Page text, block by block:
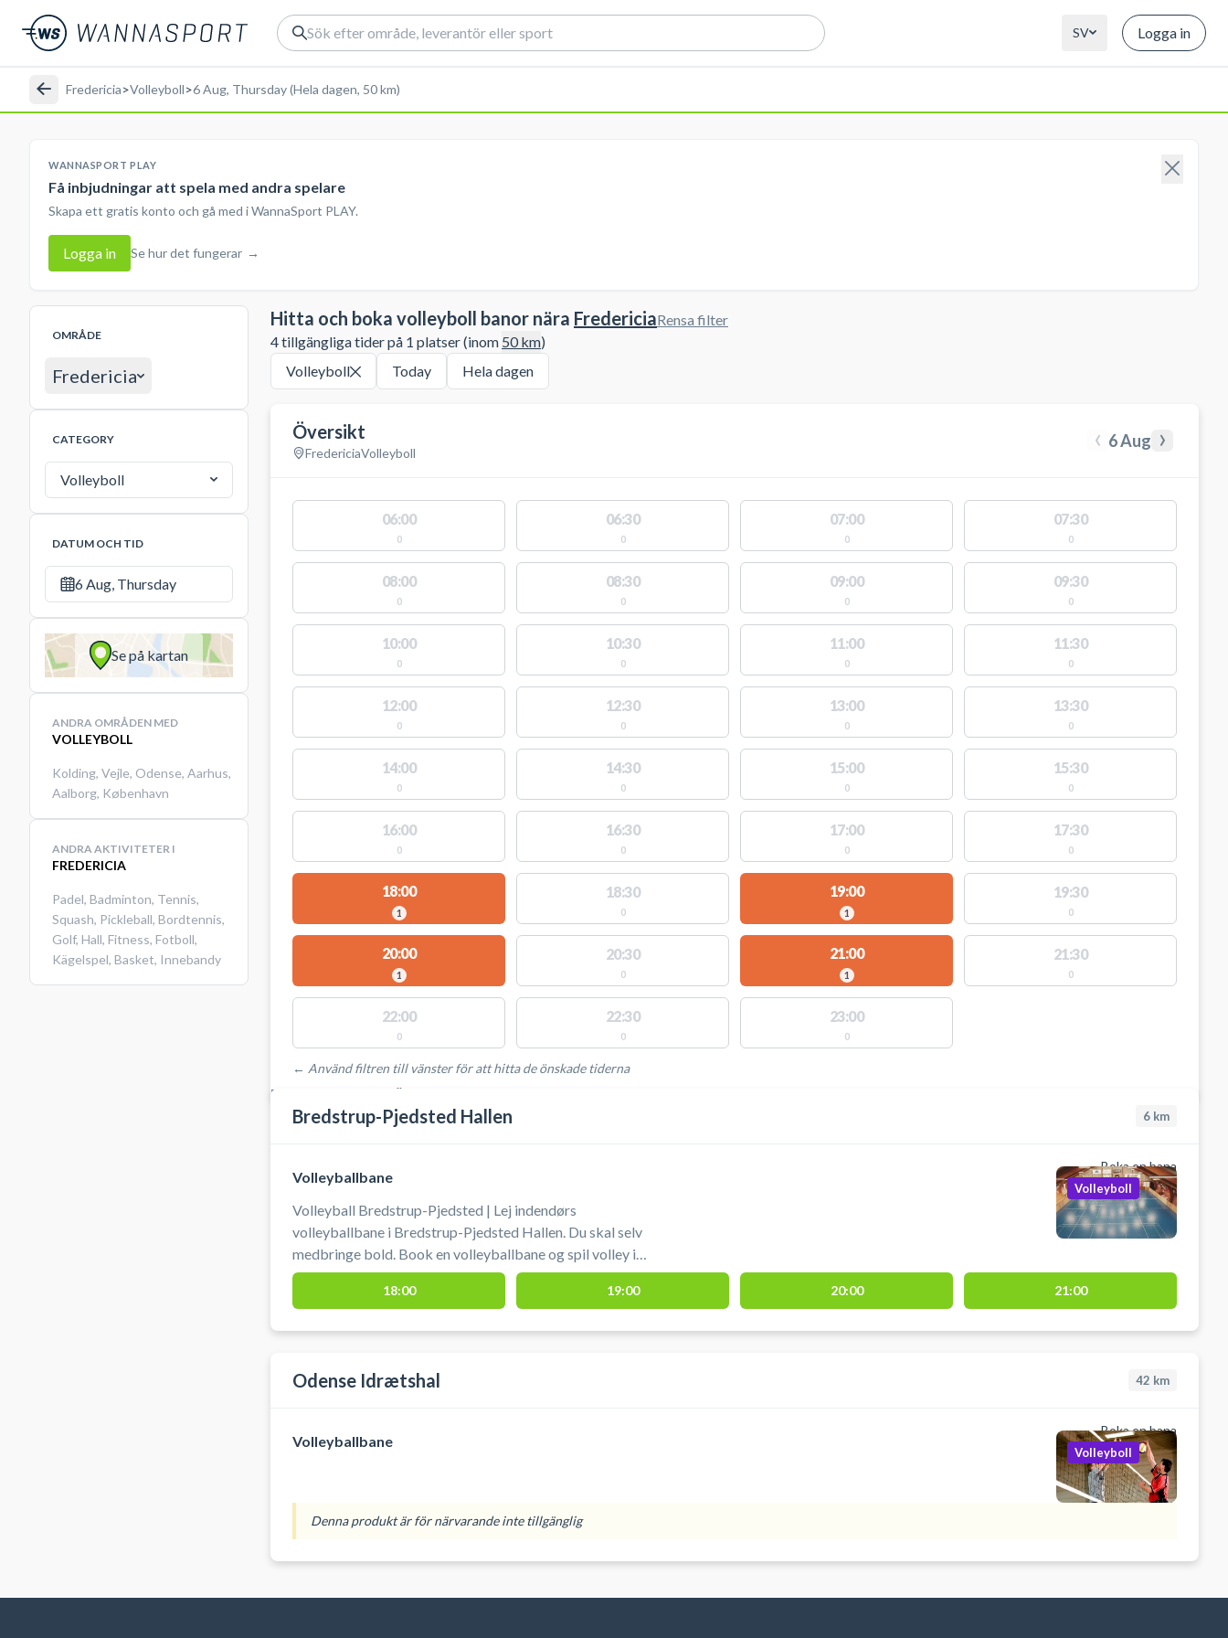
SV Logga in
Fredericia>Volleyboll>6 Aug, Thursday (Hela dagen, 50 km)
WANNASPORT PLAY
Få inbjudningar att spela med andra spelare
Skapa ett gratis konto och gå med i WannaSport PLAY.
Logga in Se hur det fungerar →
OMRÅDE
Fredericia
CATEGORY
Volleyboll
DATUM OCH TID
6 Aug, Thursday
Se på kartan
ANDRA OMRÅDEN MED
VOLLEYBOLL
Kolding, Vejle, Odense, Aarhus,
Aalborg, København
ANDRA AKTIVITETER I
FREDERICIA
Padel, Badminton, Tennis,
Squash, Pickleball, Bordtennis,
Golf, Hall, Fitness, Fotboll,
Kägelspel, Basket, Innebandy
Hitta och boka volleyboll banor nära Fredericia
4 tillgängliga tider på 1 platser (inom 50km)
Rensa filter
Volleyboll Today Hela dagen
Översikt
FredericiaVolleyboll ‹ 6 Aug ›
06:00
0
06:30
0
07:00
0
07:30
0
08:00
0
08:30
0
09:00
0
09:30
0
10:00
0
10:30
0
11:00
0
11:30
0
12:00
0
12:30
0
13:00
0
13:30
0
14:00
0
14:30
0
15:00
0
15:30
0
16:00
0
16:30
0
17:00
0
17:30
0
18:00
1
18:30
0
19:00
1
19:30
0
20:00
1
20:30
0
21:00
1
21:30
0
22:00
0
22:30
0
23:00
0
← Använd filtren till vänster för att hitta de önskade tiderna
PLATSER MED TILLGÄNGLIGA AKTIVITETER
Bredstrup-Pjedsted Hallen 6 km
Boka en bana
Volleyballbane
Volleyball Bredstrup-Pjedsted | Lej indendørs
volleyballbane i Bredstrup-Pjedsted Hallen. Du skal selv
medbringe bold. Book en volleyballbane og spil volley i
Pjedsted-Bredstrup Hallen.
Volleyboll
18:00 19:00 20:00 21:00
Odense Idrætshal 42 km
Boka en bana
Volleyballbane
Volleyboll
Denna produkt är för närvarande inte tillgänglig